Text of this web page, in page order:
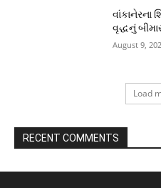
વાંકાનેરના
વૃદ્ધનું
August 9,
Load
RECENT COMMENTS